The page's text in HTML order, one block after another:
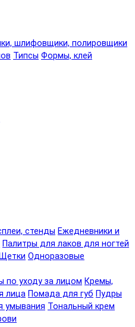
шлифовщики, полировщики
Типсы Формы, клей
стенды Ежедневники и
Палитры для лаков для ногтей
Щетки Одноразовые
по уходу за лицом Кремы,
лица Помада для губ Пудры
умывания Тональный крем